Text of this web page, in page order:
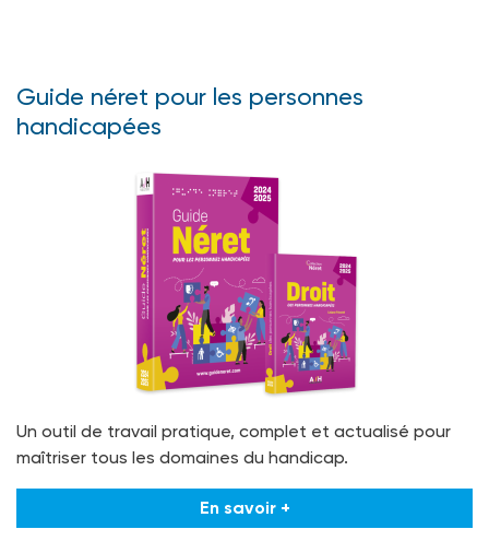
Guide néret pour les personnes
handicapées
Un outil de travail pratique, complet et actualisé pour
maîtriser tous les domaines du handicap.
En savoir +